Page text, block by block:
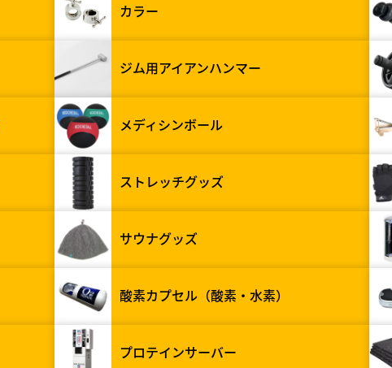
カラー
ジム用アイアンハンマー
メディシンボール
ストレッチグッズ
サウナグッズ
酸素カプセル（酸素・水素）
プロテインサーバー